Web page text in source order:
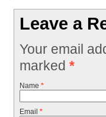
Leave a
Your email
marked *
Name *
Email *